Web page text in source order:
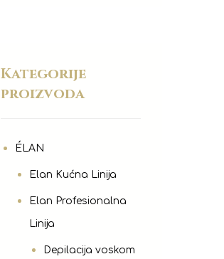
Kategorije
proizvoda
ÉLAN
Elan Kućna Linija
Elan Profesionalna
Linija
Depilacija voskom